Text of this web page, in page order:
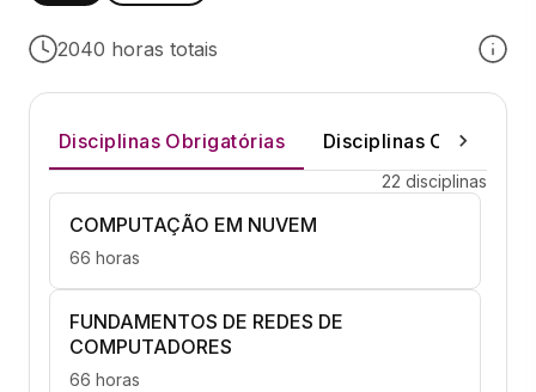
2040 horas totais
Disciplinas Obrigatórias Disciplinas Optativas
22 disciplinas
COMPUTAÇÃO EM NUVEM
66 horas
FUNDAMENTOS DE REDES DE
COMPUTADORES
66 horas